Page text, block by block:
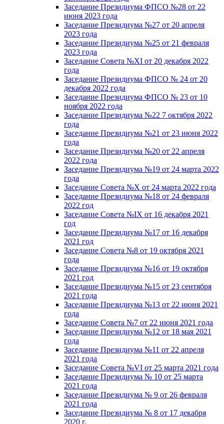
Заседание Президиума ФПСО №28 от 22
июня 2023 года
Заседание Президиума №27 от 20 апреля
2023 года
Заседание Президиума №25 от 21 февраля
2023 года
Заседание Совета №XI от 20 декабря 2022
года
Заседание Президиума ФПСО № 24 от 20
декабря 2022 года
Заседание Президиума ФПСО № 23 от 10
ноября 2022 года
Заседание Президиума №22 7 октября 2022
года
Заседание Президиума №21 от 23 июня 2022
года
Заседание Президиума №20 от 22 апреля
2022 года
Заседание Президиума №19 от 24 марта 2022
года
Заседание Совета №X от 24 марта 2022 года
Заседание Президиума №18 от 24 февраля
2022 год
Заседание Совета №IX от 16 декабря 2021
год
Заседание Президиума №17 от 16 декабря
2021 год
Заседание Совета №8 от 19 октября 2021
года
Заседание Президиума №16 от 19 октября
2021 год
Заседание Президиума №15 от 23 сентября
2021 года
Заседание Президиума №13 от 22 июня 2021
года
Заседание Совета №7 от 22 июня 2021 года
Заседание Президиума №12 от 18 мая 2021
года
Заседание Президиума №11 от 22 апреля
2021 года
Заседание Совета №VI от 25 марта 2021 года
Заседание Президиума № 10 от 25 марта
2021 года
Заседание Президиума № 9 от 26 февраля
2021 года
Заседание Президиума № 8 от 17 декабря
2020 г.